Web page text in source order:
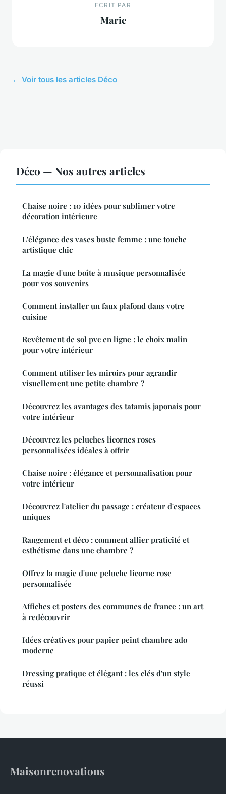
ECRIT PAR
Marie
← Voir tous les articles Déco
Déco — Nos autres articles
Chaise noire : 10 idées pour sublimer votre
décoration intérieure
L'élégance des vases buste femme : une touche
artistique chic
La magie d'une boîte à musique personnalisée
pour vos souvenirs
Comment installer un faux plafond dans votre
cuisine
Revêtement de sol pvc en ligne : le choix malin
pour votre intérieur
Comment utiliser les miroirs pour agrandir
visuellement une petite chambre ?
Découvrez les avantages des tatamis japonais pour
votre intérieur
Découvrez les peluches licornes roses
personnalisées idéales à offrir
Chaise noire : élégance et personnalisation pour
votre intérieur
Découvrez l'atelier du passage : créateur d'espaces
uniques
Rangement et déco : comment allier praticité et
esthétisme dans une chambre ?
Offrez la magie d'une peluche licorne rose
personnalisée
Affiches et posters des communes de france : un art
à redécouvrir
Idées créatives pour papier peint chambre ado
moderne
Dressing pratique et élégant : les clés d'un style
réussi
Maisonrenovations